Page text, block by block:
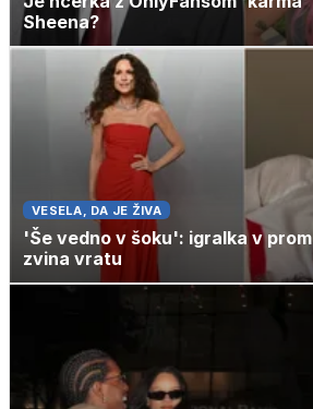
Sheena?
VESELA, DA JE ŽIVA
'Še vedno v šoku': igralka v
zvina vratu